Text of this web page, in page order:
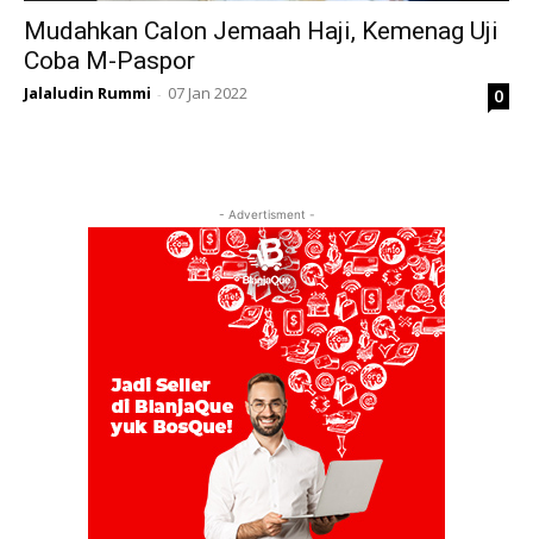
Mudahkan Calon Jemaah Haji, Kemenag Uji
Coba M-Paspor
Jalaludin Rummi - 07 Jan 2022 0
- Advertisment -